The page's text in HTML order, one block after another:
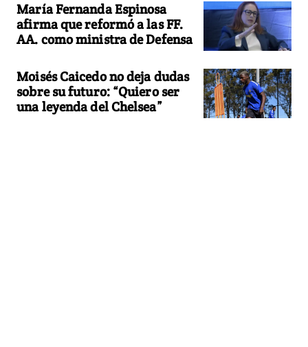
María Fernanda Espinosa
afirma que reformó a las FF.
AA. como ministra de Defensa
Moisés Caicedo no deja dudas
sobre su futuro: “Quiero ser
una leyenda del Chelsea”